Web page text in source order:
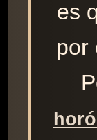
es
por